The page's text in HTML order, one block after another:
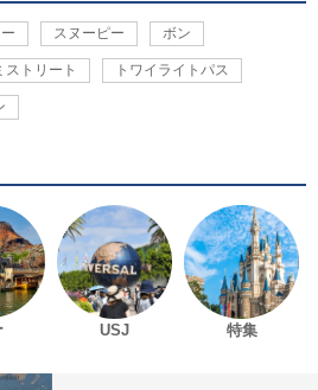
スヌーピー ボン
ストリート トワイライトパス
USJ 特集